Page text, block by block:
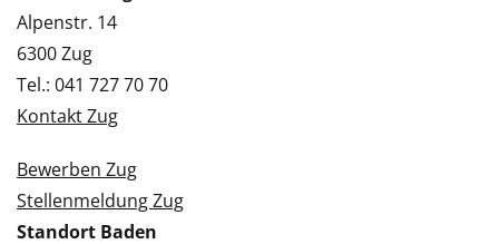
Alpenstr. 14
6300 Zug
Tel.: 041 727 70 70
Kontakt Zug
Bewerben Zug
Stellenmeldung Zug
Standort Baden